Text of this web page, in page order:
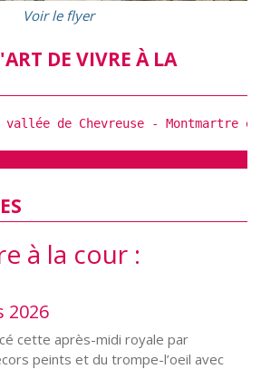
Voir le flyer
DE VIVRE À LA
vallée de Chevreuse -
à la cour :
2026
cette après-midi royale par
peints et du trompe-l’oeil avec